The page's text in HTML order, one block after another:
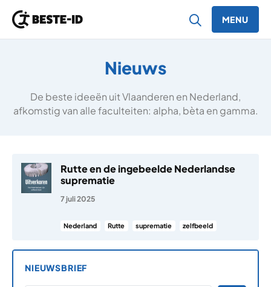
MENU
Nieuws
De beste ideeën uit Vlaanderen en Nederland,
afkomstig van alle faculteiten: alpha, bèta en gamma.
Rutte en de ingebeelde Nederlandse
suprematie
7 juli 2025
Nederland Rutte suprematie zelfbeeld
NIEUWSBRIEF